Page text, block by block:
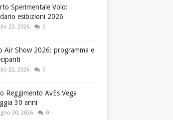
Sperimentale Volo:
esibizioni 2026
23, 2026 0
Air Show 2026: programma e
22, 2026 0
Reggimento AvEs Vega
30 anni
30, 2026 0